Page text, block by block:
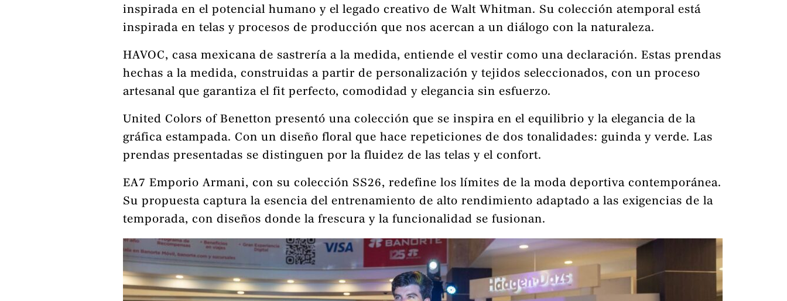
inspirada en el potencial humano y el legado creativo de Walt Whitman. Su colección atemporal está
inspirada en telas y procesos de producción que nos acercan a un diálogo con la naturaleza.
HAVOC, casa mexicana de sastrería a la medida, entiende el vestir como una declaración. Estas prendas
hechas a la medida, construidas a partir de personalización y tejidos seleccionados, con un proceso
artesanal que garantiza el fit perfecto, comodidad y elegancia sin esfuerzo.
United Colors of Benetton presentó una colección que se inspira en el equilibrio y la elegancia de la
gráfica estampada. Con un diseño floral que hace repeticiones de dos tonalidades: guinda y verde. Las
prendas presentadas se distinguen por la fluidez de las telas y el confort.
EA7 Emporio Armani, con su colección SS26, redefine los límites de la moda deportiva contemporánea.
Su propuesta captura la esencia del entrenamiento de alto rendimiento adaptado a las exigencias de la
temporada, con diseños donde la frescura y la funcionalidad se fusionan.